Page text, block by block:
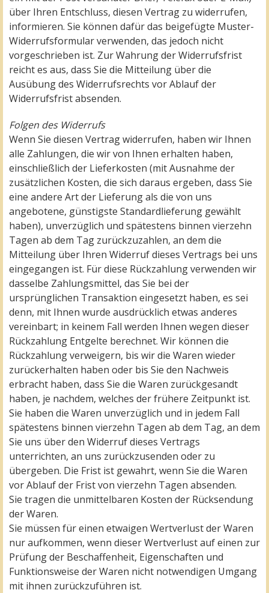
über Ihren Entschluss, diesen Vertrag zu widerrufen,
informieren. Sie können dafür das beigefügte Muster-
Widerrufsformular verwenden, das jedoch nicht
vorgeschrieben ist. Zur Wahrung der Widerrufsfrist
reicht es aus, dass Sie die Mitteilung über die
Ausübung des Widerrufsrechts vor Ablauf der
Widerrufsfrist absenden.
Folgen des Widerrufs
Wenn Sie diesen Vertrag widerrufen, haben wir Ihnen
alle Zahlungen, die wir von Ihnen erhalten haben,
einschließlich der Lieferkosten (mit Ausnahme der
zusätzlichen Kosten, die sich daraus ergeben, dass Sie
eine andere Art der Lieferung als die von uns
angebotene, günstigste Standardlieferung gewählt
haben), unverzüglich und spätestens binnen vierzehn
Tagen ab dem Tag zurückzuzahlen, an dem die
Mitteilung über Ihren Widerruf dieses Vertrags bei uns
eingegangen ist. Für diese Rückzahlung verwenden wir
dasselbe Zahlungsmittel, das Sie bei der
ursprünglichen Transaktion eingesetzt haben, es sei
denn, mit Ihnen wurde ausdrücklich etwas anderes
vereinbart; in keinem Fall werden Ihnen wegen dieser
Rückzahlung Entgelte berechnet. Wir können die
Rückzahlung verweigern, bis wir die Waren wieder
zurückerhalten haben oder bis Sie den Nachweis
erbracht haben, dass Sie die Waren zurückgesandt
haben, je nachdem, welches der frühere Zeitpunkt ist.
Sie haben die Waren unverzüglich und in jedem Fall
spätestens binnen vierzehn Tagen ab dem Tag, an dem
Sie uns über den Widerruf dieses Vertrags
unterrichten, an uns zurückzusenden oder zu
übergeben. Die Frist ist gewahrt, wenn Sie die Waren
vor Ablauf der Frist von vierzehn Tagen absenden.
Sie tragen die unmittelbaren Kosten der Rücksendung
der Waren.
Sie müssen für einen etwaigen Wertverlust der Waren
nur aufkommen, wenn dieser Wertverlust auf einen zur
Prüfung der Beschaffenheit, Eigenschaften und
Funktionsweise der Waren nicht notwendigen Umgang
mit ihnen zurückzuführen ist.